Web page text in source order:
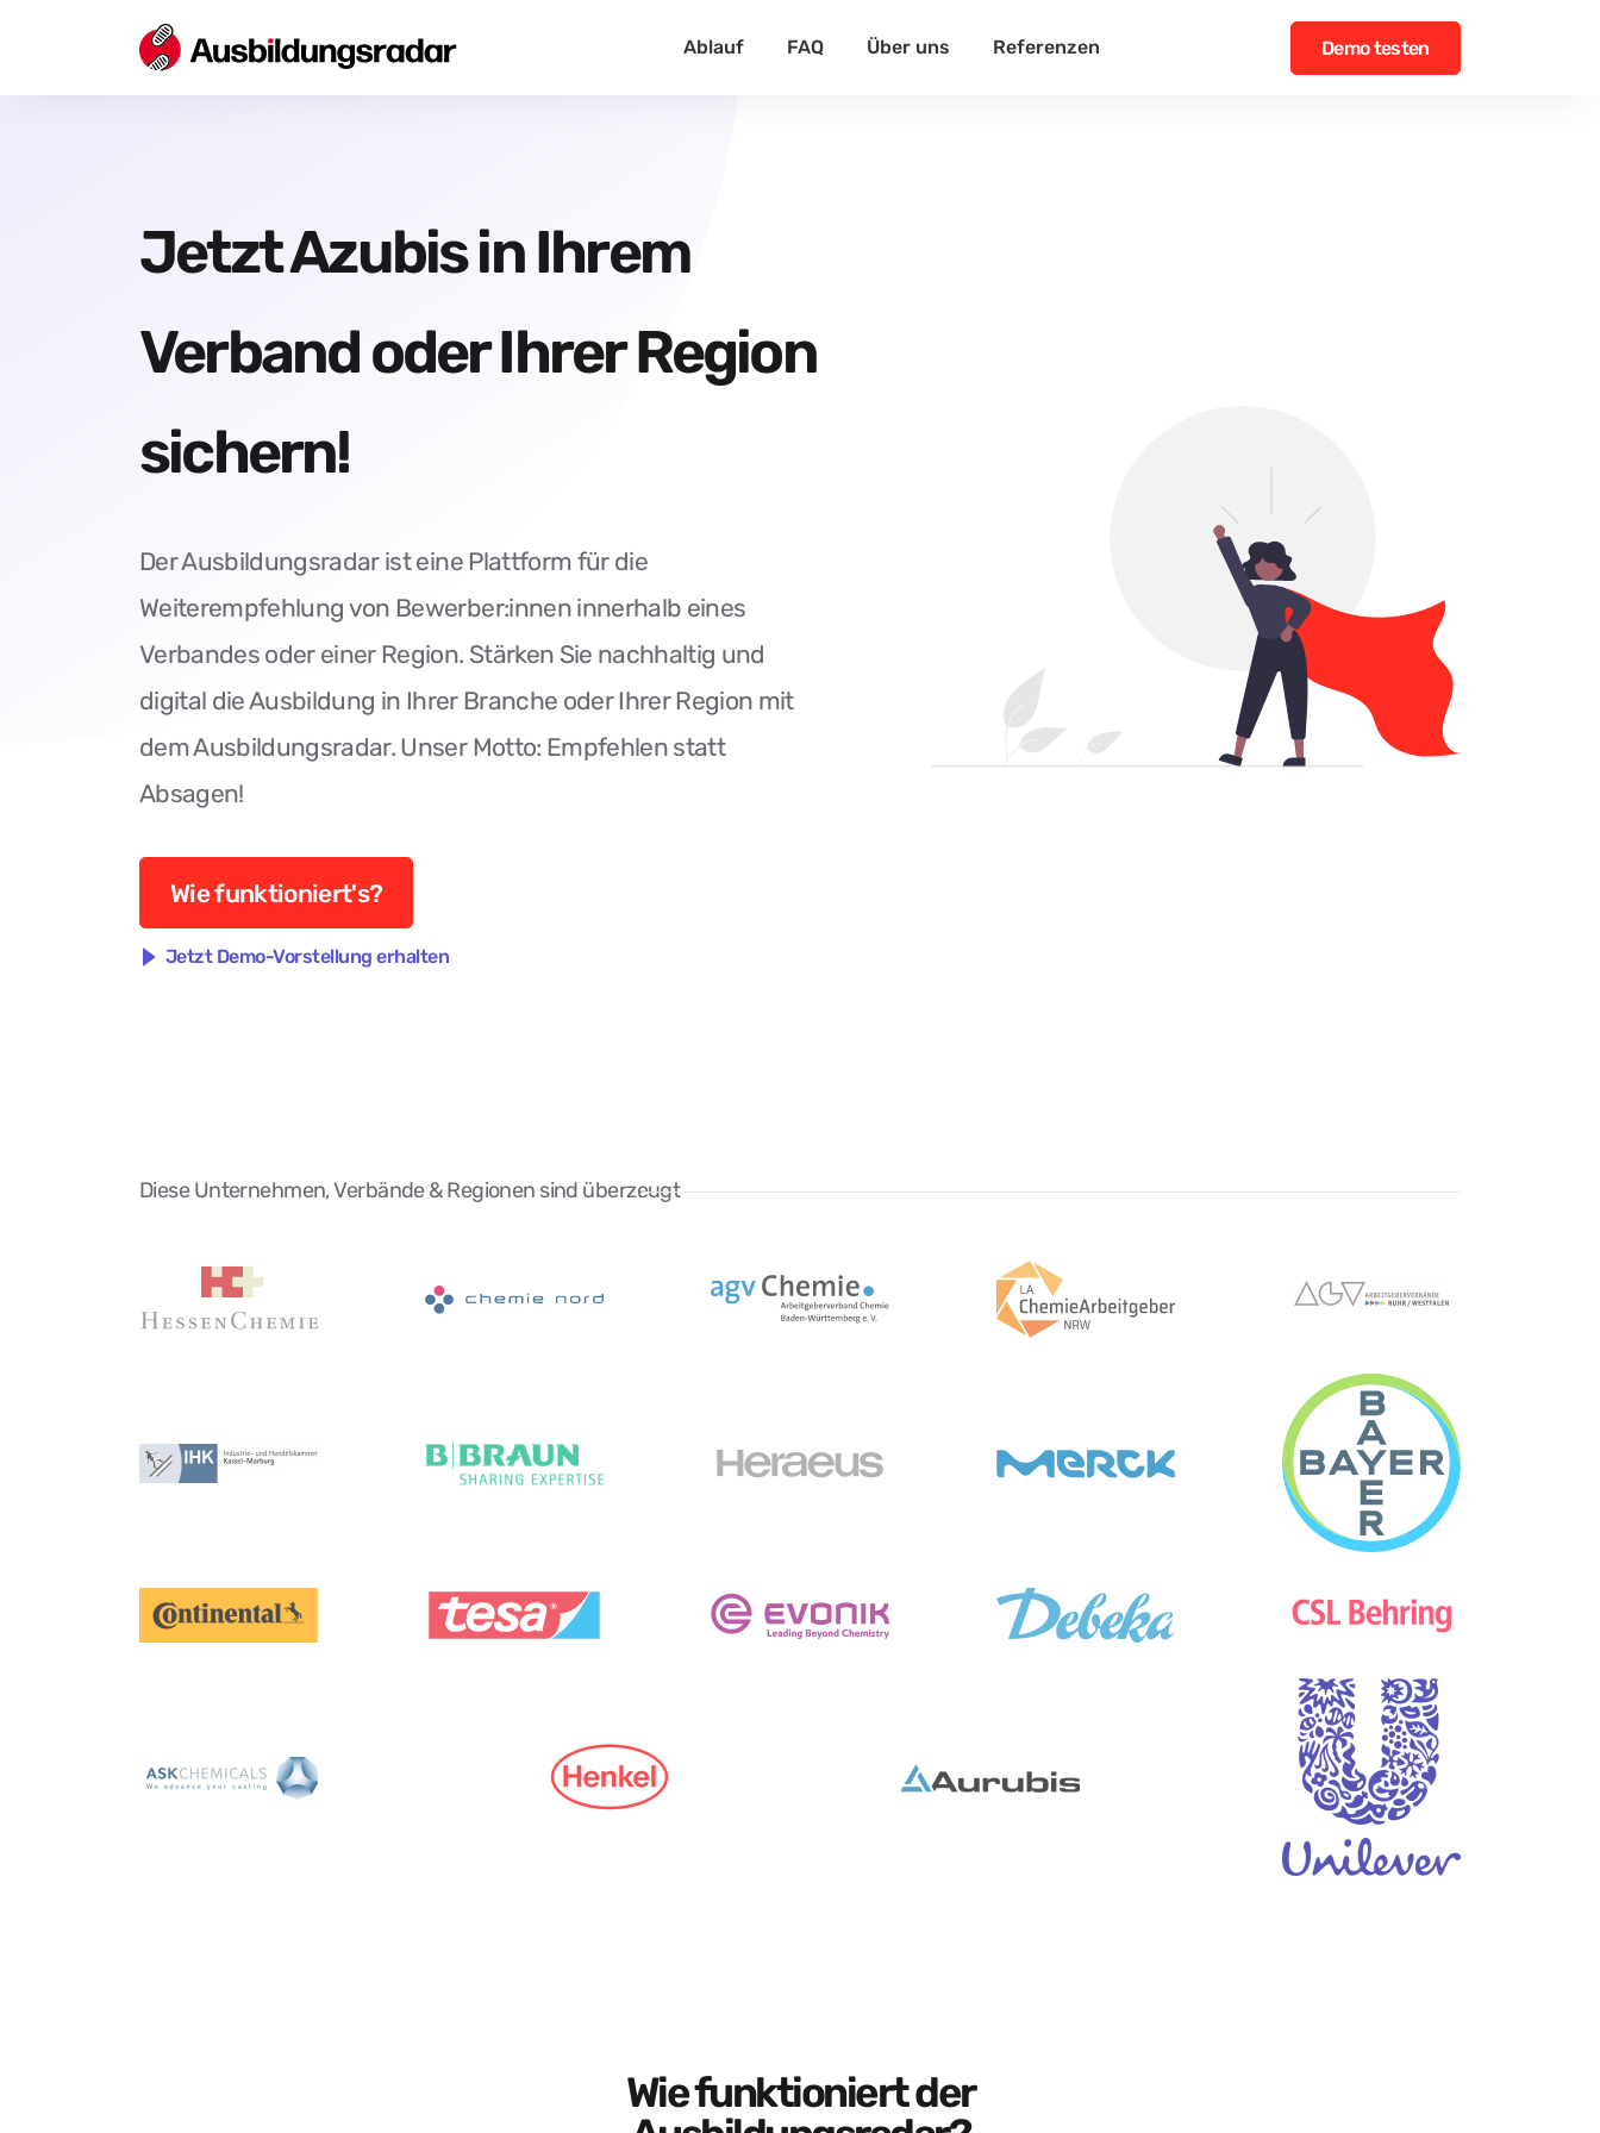
Ablauf FAQ Über uns Referenzen Demo testen
Jetzt Azubis in Ihrem
Verband oder Ihrer Region
sichern!
Der Ausbildungsradar ist eine Plattform für die
Weiterempfehlung von Bewerber:innen innerhalb eines
Verbandes oder einer Region. Stärken Sie nachhaltig und
digital die Ausbildung in Ihrer Branche oder Ihrer Region mit
dem Ausbildungsradar. Unser Motto: Empfehlen statt
Absagen!
Wie funktioniert's?
Jetzt Demo-Vorstellung erhalten
Diese Unternehmen, Verbände & Regionen sind überzeugt
Wie funktioniert der